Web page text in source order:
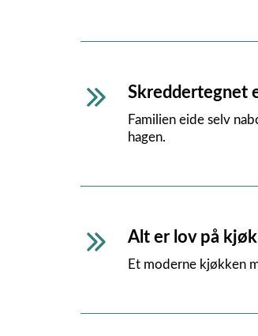
Skreddertegnet
Familien eide selv
hagen.
Alt er lov på
Et moderne kjøkken